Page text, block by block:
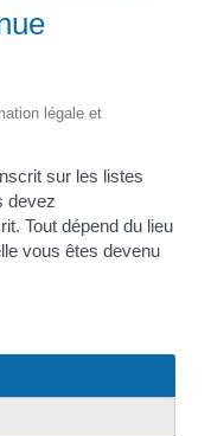
légale et
sur les listes
devez
Tout dépend du lieu
vous êtes devenu